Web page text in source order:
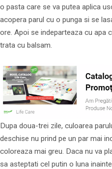
o pasta care se va putea aplica
acopera parul cu o punga si se
ore. Apoi se indeparteaza cu apa
trata cu balsam.
Dupa doua-trei zile, culoarea
deschise nu prind pe un par mai
coloreaza mai greu. Daca nu va
sa asteptati cel putin o luna